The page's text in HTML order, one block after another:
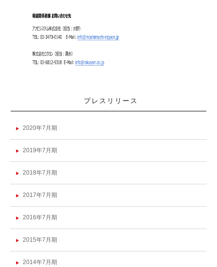
プレスリリース
2020年7月期
2019年7月期
2018年7月期
2017年7月期
2016年7月期
2015年7月期
2014年7月期